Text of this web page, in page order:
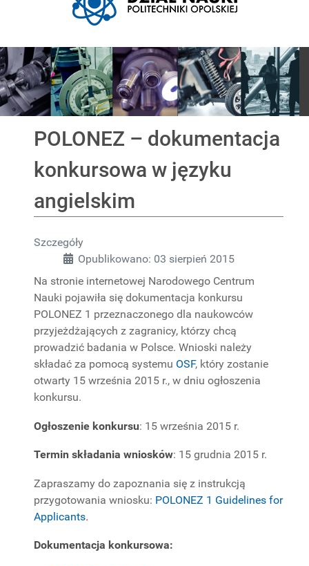
Pokaz slajdów
PROJEKTY
BADAWCZE
POLONEZ – dokumentacja
konkursowa w języku
angielskim
Szczegóły
Opublikowano: 03 sierpień 2015
Na stronie internetowej Narodowego Centrum
Nauki pojawiła się dokumentacja konkursu
POLONEZ 1 przeznaczonego dla naukowców
przyjeżdżających z zagranicy, którzy chcą
prowadzić badania w Polsce. Wnioski należy
składać za pomocą systemu OSF, który zostanie
otwarty 15 września 2015 r., w dniu ogłoszenia
konkursu.
Ogłoszenie konkursu: 15 września 2015 r.
Termin składania wniosków: 15 grudnia 2015 r.
Zapraszamy do zapoznania się z instrukcją
przygotowania wniosku: POLONEZ 1 Guidelines for
Applicants.
Dokumentacja konkursowa: